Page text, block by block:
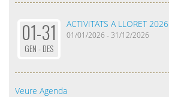
01-31
GEN - DES
ACTIVITATS A LLORET 2026
01/01/2026 - 31/12/2026
Veure Agenda